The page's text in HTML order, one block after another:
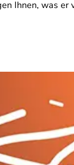
Ihnen, was er